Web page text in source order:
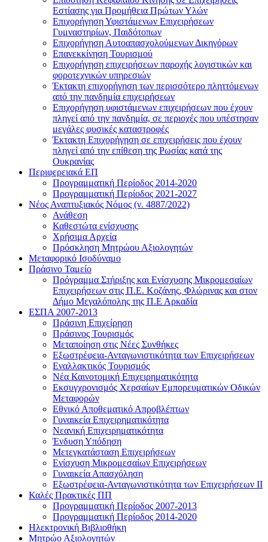
Εστίασης για Προμήθεια Πρώτων Υλών
Επιχορήγηση Υφιστάμενων Επιχειρήσεων
Γυμναστηρίων, Παιδότοπων
Επιχορήγηση Αυτοαπασχολούμενων Δικηγόρων
Επανεκκίνηση Τουρισμού
Επιχορήγηση επιχειρήσεων παροχής λογιστικών και
φοροτεχνικών υπηρεσιών
Έκτακτη επιχορήγηση των περισσότερο πληττόμενων
από την πανδημία επιχειρήσεων
Επιχορήγηση υφιστάμενων επιχειρήσεων που έχουν
πληγεί από την πανδημία, σε περιοχές που υπέστησαν
μεγάλες φυσικές καταστροφές
Έκτακτη Επιχορήγηση σε επιχειρήσεις που έχουν
πληγεί από την επίθεση της Ρωσίας κατά της
Ουκρανίας
Περιφερειακά ΕΠ
Προγραμματική Περίοδος 2014-2020
Προγραμματική Περίοδος 2021-2027
Νέος Αναπτυξιακός Νόμος (ν. 4887/2022)
Ανάθεση
Καθεστώτα ενίσχυσης
Χρήσιμα Αρχεία
Πρόσκληση Μητρώου Αξιολογητών
Μεταφορικό Ισοδύναμο
Πράσινο Ταμείο
Πρόγραμμα Στήριξης και Ενίσχυσης Μικρομεσαίων
Επιχειρήσεων στις Π.Ε. Κοζάνης, Φλώρινας και στον
Δήμο Μεγαλόπολης της Π.Ε Αρκαδία
ΕΣΠΑ 2007-2013
Πράσινη Επιχείρηση
Πράσινος Τουρισμός
Μεταποίηση στις Νέες Συνθήκες
Εξωστρέφεια-Ανταγωνιστικότητα των Επιχειρήσεων
Εναλλακτικός Τουρισμός
Νέα Καινοτομική Επιχειρηματικότητα
Εκσυγχρονισμός Χερσαίων Εμπορευματικών Οδικών
Μεταφορών
Εθνικό Αποθεματικό Απροβλέπτων
Γυναικεία Επιχειρηματικότητα
Νεανική Επιχειρηματικότητα
Ένδυση Υπόδηση
Μετεγκατάσταση Επιχειρήσεων
Ενίσχυση Μικρομεσαίων Επιχειρήσεων
Γυναικεία Απασχόληση
Εξωστρέφεια-Ανταγωνιστικότητα των Επιχειρήσεων ΙΙ
Καλές Πρακτικές ΠΠ
Προγραμματική Περίοδος 2007-2013
Προγραμματική Περίοδος 2014-2020
Ηλεκτρονική Βιβλιοθήκη
Μητρώο Αξιολογητών